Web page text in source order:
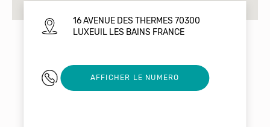
16 AVENUE DES THERMES 70300
LUXEUIL LES BAINS FRANCE
03 84 93 90 00
AFFICHER LE NUMERO